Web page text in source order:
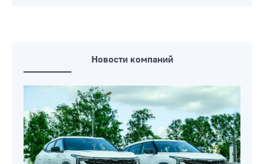
Новости компаний